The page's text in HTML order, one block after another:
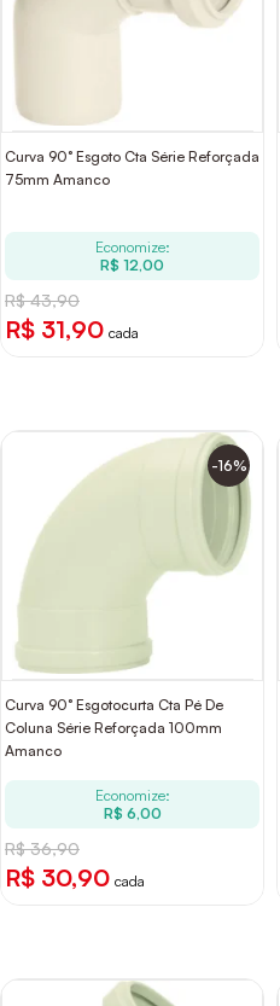
Curva 90° Esgoto Cta Série Reforçada
75mm Amanco
Economize:
R$ 12,00
R$ 43,90
R$ 31,90 cada
-16%
Curva 90° Esgotocurta Cta Pé De
Coluna Série Reforçada 100mm
Amanco
Economize:
R$ 6,00
R$ 36,90
R$ 30,90 cada